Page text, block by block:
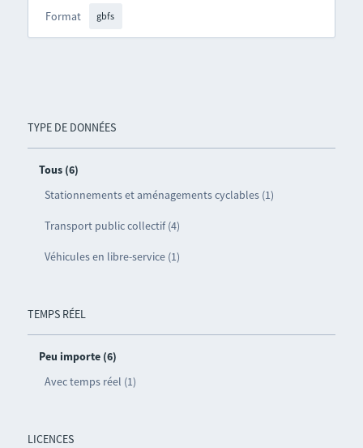
TYPE DE DONNÉES
Tous (6)
Stationnements et aménagements cyclables (1)
Transport public collectif (4)
Véhicules en libre-service (1)
TEMPS RÉEL
Peu importe (6)
Avec temps réel (1)
LICENCES
Format gbfs